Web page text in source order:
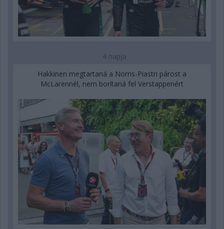
4 napja
Hakkinen megtartaná a Norris-Piastri párost a
McLarennél, nem borítaná fel Verstappenért